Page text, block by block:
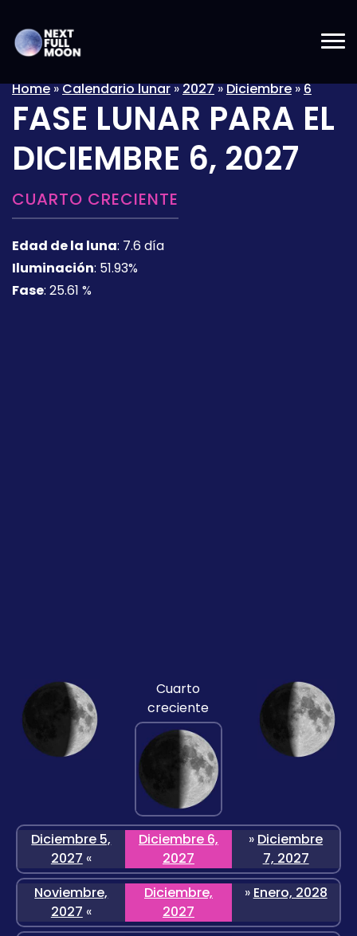
Home»Calendario lunar»2027»Diciembre»6
FASE LUNAR PARA EL
DICIEMBRE 6, 2027
CUARTO CRECIENTE
Edad de la luna: 7.6 día
Iluminación: 51.93%
Fase: 25.61 %
Cuarto
creciente
Diciembre 5,
2027 «
Diciembre 6,
2027
» Diciembre
7, 2027
Noviembre,
2027 «
Diciembre,
2027
» Enero, 2028